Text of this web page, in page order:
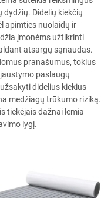
Didelių kiekčių
apimties nuolaidų ir
įmonėms užtikrinti
atsargų sąnaudas.
pranašumus, tokius
paslaugų
didelius kiekius
medžiagų trūkumo riziką.
tiekėjais dažnai lemia
lygį.